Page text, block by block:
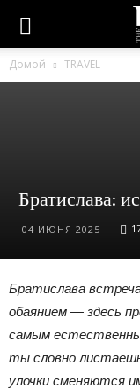
Домой TRAVEL
Братислава:
04 ИЮНЯ 2025
Братислава
обаянием — здесь
самым
ты словно
улочки сменяются